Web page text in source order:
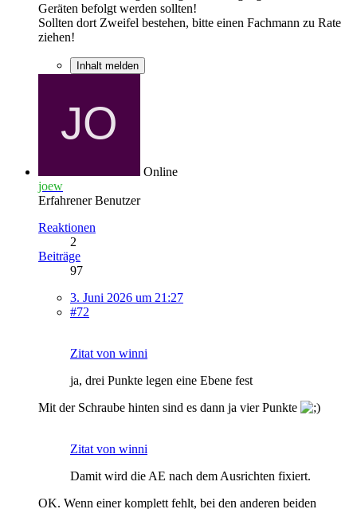
Geräten befolgt werden sollten!
Sollten dort Zweifel bestehen, bitte einen Fachmann zu Rate
ziehen!
Inhalt melden
Online
joew
Erfahrener Benutzer
Reaktionen
2
Beiträge
97
3. Juni 2026 um 21:27
#72
Zitat von winni
ja, drei Punkte legen eine Ebene fest
Mit der Schraube hinten sind es dann ja vier Punkte
Zitat von winni
Damit wird die AE nach dem Ausrichten fixiert.
OK. Wenn einer komplett fehlt, bei den anderen beiden